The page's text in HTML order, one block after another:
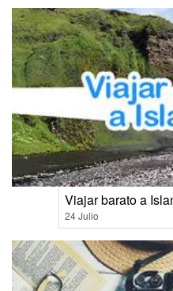
Viajar barato a
24 Julio